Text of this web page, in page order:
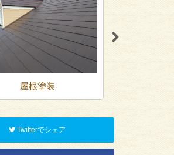
屋根塗装
Twitterでシェア